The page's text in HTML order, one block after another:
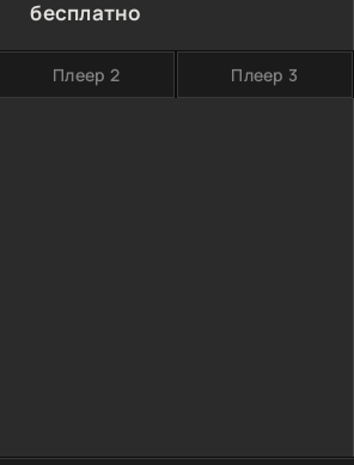
бесплатно
Плеер 2 Плеер 3